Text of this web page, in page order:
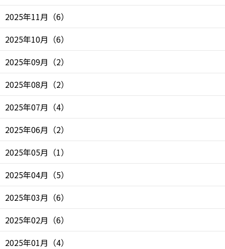
2025年11月 （6）
2025年10月 （6）
2025年09月 （2）
2025年08月 （2）
2025年07月 （4）
2025年06月 （2）
2025年05月 （1）
2025年04月 （5）
2025年03月 （6）
2025年02月 （6）
2025年01月 （4）